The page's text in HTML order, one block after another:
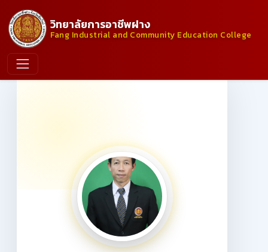
วิทยาลัยการอาชีพฝาง
Fang Industrial and Community Education College